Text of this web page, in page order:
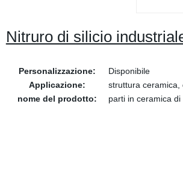
Nitruro di silicio
Personalizzazione:
Disponibile
Applicazione:
struttura ceramica,
nome del prodotto:
parti in ceramica